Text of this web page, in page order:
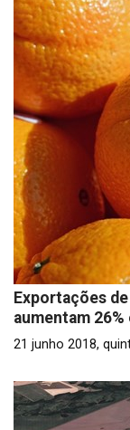
Exportações
aumentam 26%
21 junho 2018,